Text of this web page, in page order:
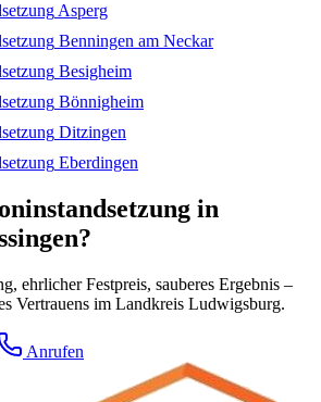
Asperg
Benningen am Neckar
Besigheim
Bönnigheim
Ditzingen
Eberdingen
in
?
ehrlicher Festpreis, sauberes Ergebnis –
Vertrauens im Landkreis Ludwigsburg.
Anrufen